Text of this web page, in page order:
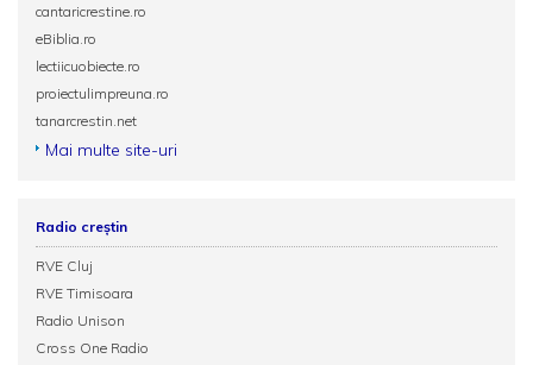
cantaricrestine.ro
eBiblia.ro
lectiicuobiecte.ro
proiectulimpreuna.ro
tanarcrestin.net
Mai multe site-uri
Radio creștin
RVE Cluj
RVE Timisoara
Radio Unison
Cross One Radio